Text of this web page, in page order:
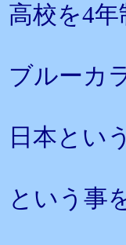
高校を4
ブルーカ
日本とい
という事